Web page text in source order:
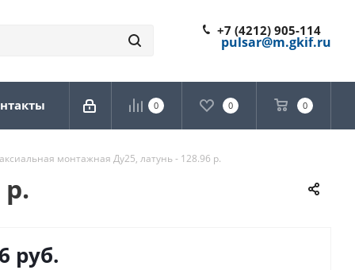
+7 (4212) 905-114
pulsar@m.gkif.ru
0 0 0
монтажная Ду25, латунь - 128.96 р.
руб.